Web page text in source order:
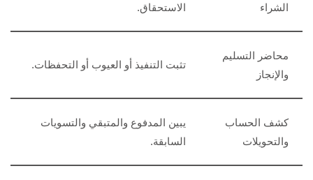
الشراء
الاستحقاق.
محاضر التسليم
والإنجاز
تثبت التنفيذ أو العيوب أو التحفظات.
كشف الحساب
والتحويلات
يبين المدفوع والمتبقي والتسويات
السابقة.